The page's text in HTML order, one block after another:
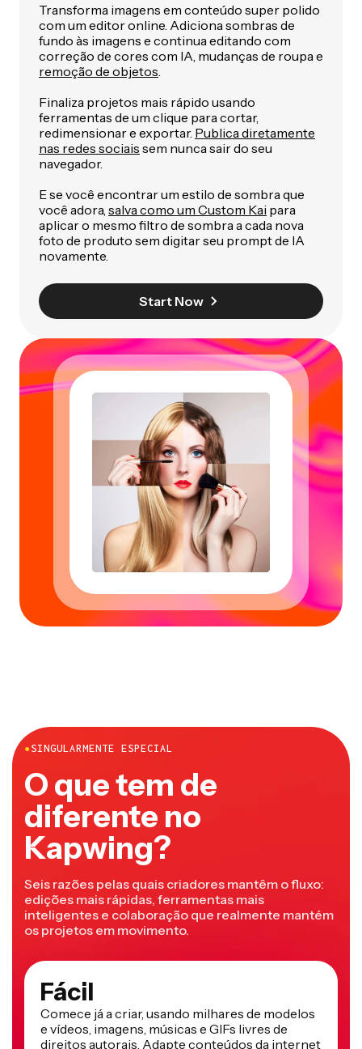
Transforma imagens em conteúdo super polido
com um editor online. Adiciona sombras de
fundo às imagens e continua editando com
correção de cores com IA, mudanças de roupa e
remoção de objetos
Finaliza projetos mais rápido usando
ferramentas de um clique para cortar,
redimensionar e exportar. Publica diretamente
nas redes sociais sem nunca sair do seu
navegador.
E se você encontrar um estilo de sombra que
você adora, salva como um Custom Kai para
aplicar o mesmo filtro de sombra a cada nova
foto de produto sem digitar seu prompt de IA
novamente.
Start Now
●SINGULARMENTE ESPECIAL
O que tem de
diferente no
Kapwing?
Seis razões pelas quais criadores mantêm o fluxo:
edições mais rápidas, ferramentas mais
inteligentes e colaboração que realmente mantém
os projetos em movimento.
Fácil
Comece já a criar, usando milhares de modelos
e vídeos, imagens, músicas e GIFs livres de
direitos autorais. Adapte conteúdos da internet